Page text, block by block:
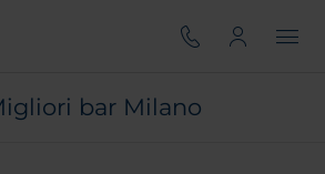
bar Milano